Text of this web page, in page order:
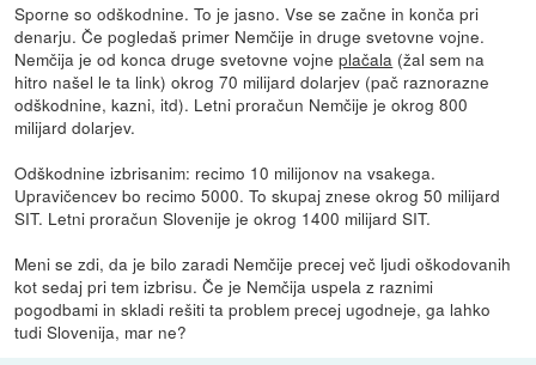
Sporne so odškodnine. To je jasno. Vse se začne in konča pri
denarju. Če pogledaš primer Nemčije in druge svetovne vojne.
Nemčija je od konca druge svetovne vojneplačala (žal sem na
hitro našel le ta link) okrog 70 milijard dolarjev (pač raznorazne
odškodnine, kazni, itd). Letni proračun Nemčije je okrog 800
milijard dolarjev.
Odškodnine izbrisanim: recimo 10 milijonov na vsakega.
Upravičencev bo recimo 5000. To skupaj znese okrog 50 milijard
SIT. Letni proračun Slovenije je okrog 1400 milijard SIT.
Meni se zdi, da je bilo zaradi Nemčije precej več ljudi oškodovanih
kot sedaj pri tem izbrisu. Če je Nemčija uspela z raznimi
pogodbami in skladi rešiti ta problem precej ugodneje, ga lahko
tudi Slovenija, mar ne?